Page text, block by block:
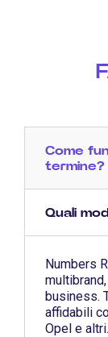
Come
termine?
Quali
Numbers
business.
affidabili
Opel e altri.